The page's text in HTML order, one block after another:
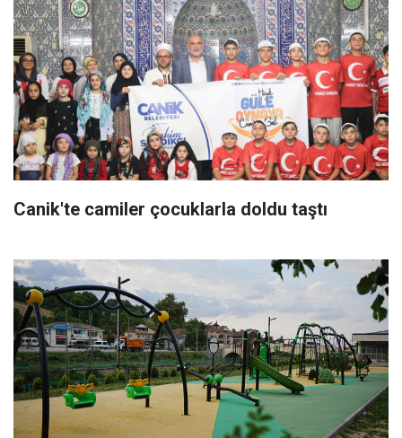
Canik'te camiler çocuklarla doldu taştı